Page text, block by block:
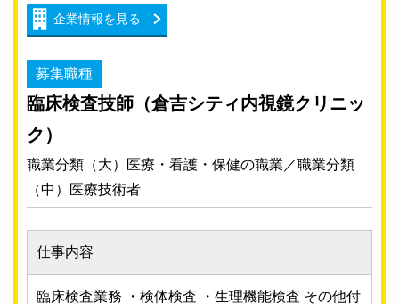
企業情報を見る
募集職種
臨床検査技師（倉吉シティ内視鏡クリニッ
ク）
職業分類（大）医療・看護・保健の職業／職業分類
（中）医療技術者
仕事内容
臨床検査業務 ・検体検査 ・生理機能検査 その他付